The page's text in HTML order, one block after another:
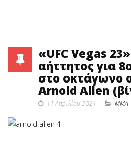
«UFC Vegas
αήττητος για
στο οκτάγωνο
Arnold Allen
11 Απριλίου 2021 MMA